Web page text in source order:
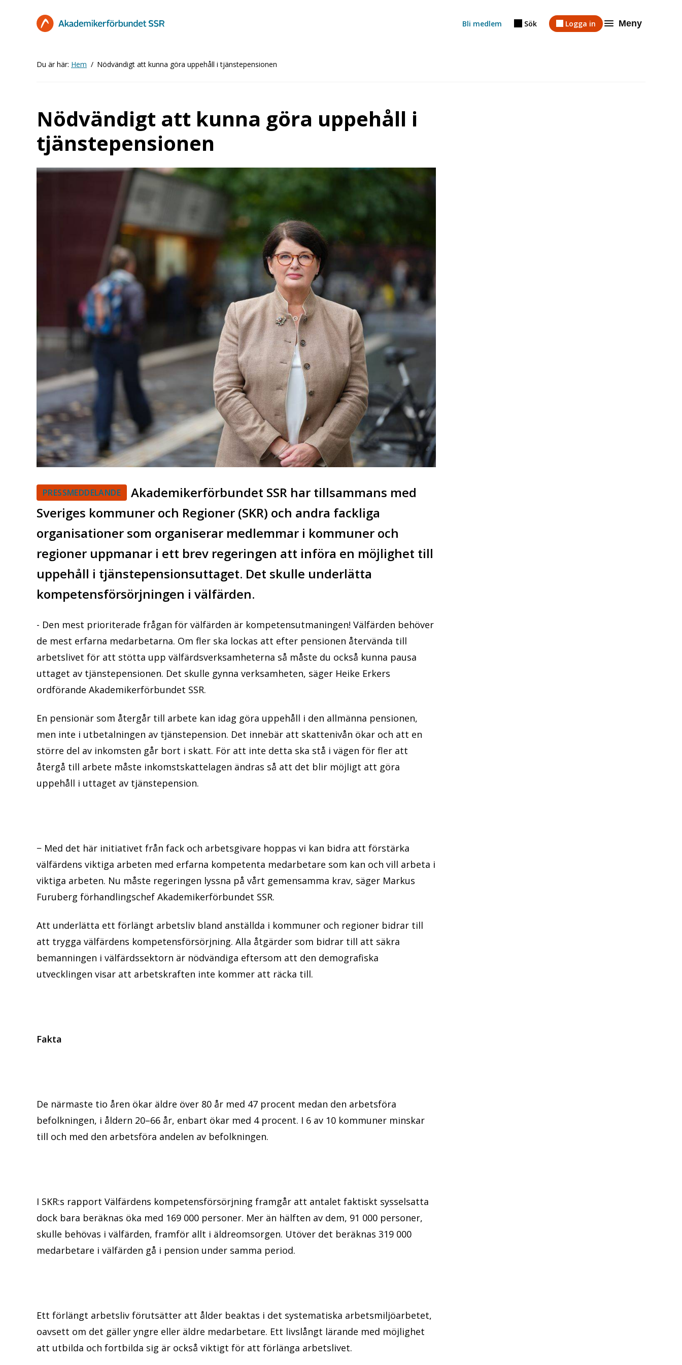
Bli medlem Sök Logga in Meny
Du är här: Hem Nödvändigt att kunna göra uppehåll i tjänstepensionen
Nödvändigt att kunna göra uppehåll i
tjänstepensionen
PRESSMEDDELANDE
Akademikerförbundet SSR har tillsammans med
Sveriges kommuner och Regioner (SKR) och andra fackliga
organisationer som organiserar medlemmar i kommuner och
regioner uppmanar i ett brev regeringen att införa en möjlighet till
uppehåll i tjänstepensionsuttaget. Det skulle underlätta
kompetensförsörjningen i välfärden.
- Den mest prioriterade frågan för välfärden är kompetensutmaningen! Välfärden behöver
de mest erfarna medarbetarna. Om fler ska lockas att efter pensionen återvända till
arbetslivet för att stötta upp välfärdsverksamheterna så måste du också kunna pausa
uttaget av tjänstepensionen. Det skulle gynna verksamheten, säger Heike Erkers
ordförande Akademikerförbundet SSR.
En pensionär som återgår till arbete kan idag göra uppehåll i den allmänna pensionen,
men inte i utbetalningen av tjänstepension. Det innebär att skattenivån ökar och att en
större del av inkomsten går bort i skatt. För att inte detta ska stå i vägen för fler att
återgå till arbete måste inkomstskattelagen ändras så att det blir möjligt att göra
uppehåll i uttaget av tjänstepension.
− Med det här initiativet från fack och arbetsgivare hoppas vi kan bidra att förstärka
välfärdens viktiga arbeten med erfarna kompetenta medarbetare som kan och vill arbeta i
viktiga arbeten. Nu måste regeringen lyssna på vårt gemensamma krav, säger Markus
Furuberg förhandlingschef Akademikerförbundet SSR.
Att underlätta ett förlängt arbetsliv bland anställda i kommuner och regioner bidrar till
att trygga välfärdens kompetensförsörjning. Alla åtgärder som bidrar till att säkra
bemanningen i välfärdssektorn är nödvändiga eftersom att den demografiska
utvecklingen visar att arbetskraften inte kommer att räcka till.
Fakta
De närmaste tio åren ökar äldre över 80 år med 47 procent medan den arbetsföra
befolkningen, i åldern 20–66 år, enbart ökar med 4 procent. I 6 av 10 kommuner minskar
till och med den arbetsföra andelen av befolkningen.
I SKR:s rapport Välfärdens kompetensförsörjning framgår att antalet faktiskt sysselsatta
dock bara beräknas öka med 169 000 personer. Mer än hälften av dem, 91 000 personer,
skulle behövas i välfärden, framför allt i äldreomsorgen. Utöver det beräknas 319 000
medarbetare i välfärden gå i pension under samma period.
Ett förlängt arbetsliv förutsätter att ålder beaktas i det systematiska arbetsmiljöarbetet,
oavsett om det gäller yngre eller äldre medarbetare. Ett livslångt lärande med möjlighet
att utbilda och fortbilda sig är också viktigt för att förlänga arbetslivet.